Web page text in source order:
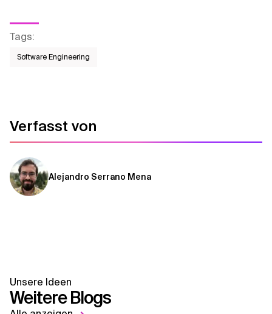
Tags:
Software Engineering
Verfasst von
Alejandro Serrano Mena
Unsere Ideen
Weitere Blogs